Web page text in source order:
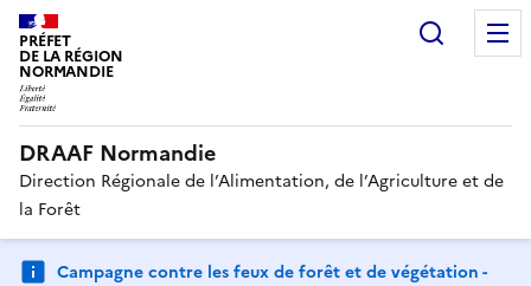
PRÉFET
DE LA RÉGION
NORMANDIE
DRAAF Normandie
Direction Régionale de l’Alimentation, de l’Agriculture et de
la Forêt
Campagne contre les feux de forêt et de végétation -